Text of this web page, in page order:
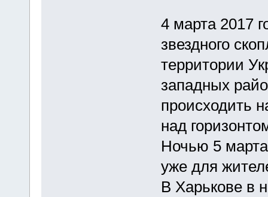
4 марта 2017
звездного
территории
западных
происходить
над
Ночью 5
уже для
В Харькове в